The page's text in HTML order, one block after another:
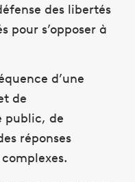
des libertés
pour s’opposer à
d’une
de
public, de
réponses